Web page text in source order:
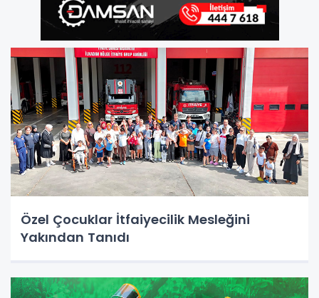
Özel Çocuklar İtfaiyecilik Mesleğini
Yakından Tanıdı